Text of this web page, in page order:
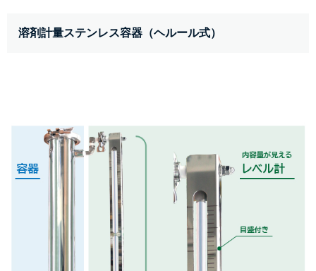
溶剤計量ステンレス容器（ヘルール式）